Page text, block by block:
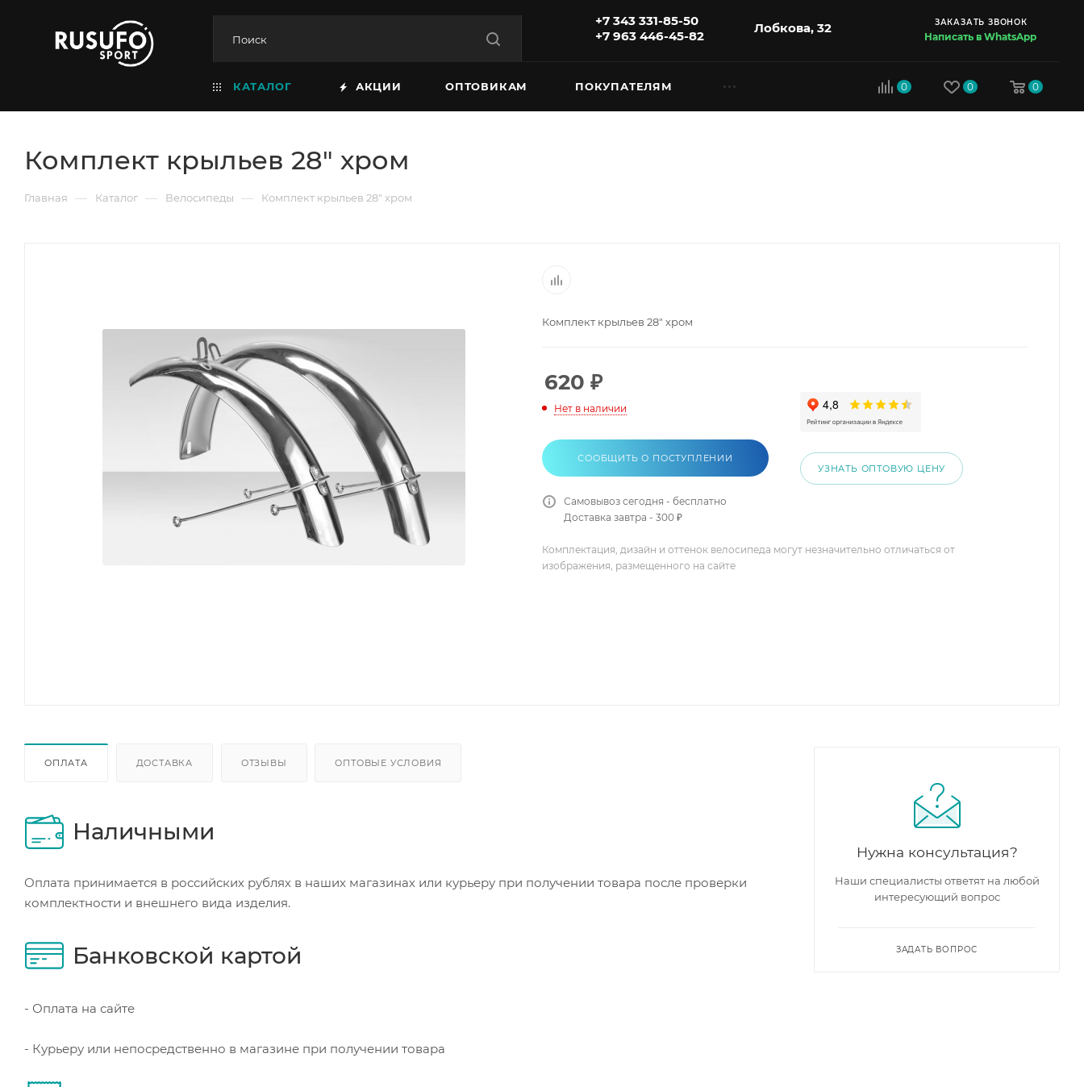
+7 343 331-85-50
+7 963 446-45-82
Лобкова, 32 ЗАКАЗАТЬ ЗВОНОК
Написать в WhatsApp
0 0 0
КАТАЛОГ АКЦИИ ОПТОВИКАМ ПОКУПАТЕЛЯМ
Комплект крыльев 28" хром
Главная — Каталог — Велосипеды — Комплект крыльев 28" хром
Комплект крыльев 28" хром
620 ₽
Нет в наличии
СООБЩИТЬ О ПОСТУПЛЕНИИ
Самовывоз сегодня - бесплатно
Доставка завтра - 300 ₽
УЗНАТЬ ОПТОВУЮ ЦЕНУ
Комплектация, дизайн и оттенок велосипеда могут незначительно отличаться от
изображения, размещенного на сайте
ОПЛАТА ДОСТАВКА ОТЗЫВЫ ОПТОВЫЕ УСЛОВИЯ
Наличными
Оплата принимается в российских рублях в наших магазинах или курьеру при получении товара после проверки
комплектности и внешнего вида изделия.
Банковской картой
- Оплата на сайте
- Курьеру или непосредственно в магазине при получении товара
Нужна консультация?
Наши специалисты ответят на любой
интересующий вопрос
ЗАДАТЬ ВОПРОС